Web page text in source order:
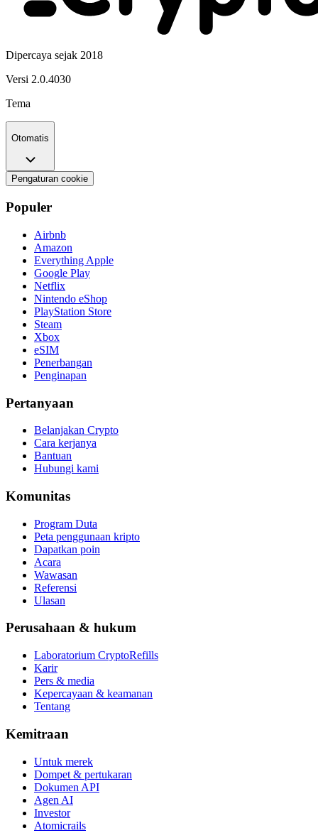
Dipercaya sejak 2018
Versi 2.0.4030
Tema
Otomatis
Pengaturan cookie
Populer
Airbnb
Amazon
Everything Apple
Google Play
Netflix
Nintendo eShop
PlayStation Store
Steam
Xbox
eSIM
Penerbangan
Penginapan
Pertanyaan
Belanjakan Crypto
Cara kerjanya
Bantuan
Hubungi kami
Komunitas
Program Duta
Peta penggunaan kripto
Dapatkan poin
Acara
Wawasan
Referensi
Ulasan
Perusahaan & hukum
Laboratorium CryptoRefills
Karir
Pers & media
Kepercayaan & keamanan
Tentang
Kemitraan
Untuk merek
Dompet & pertukaran
Dokumen API
Agen AI
Investor
Atomicrails